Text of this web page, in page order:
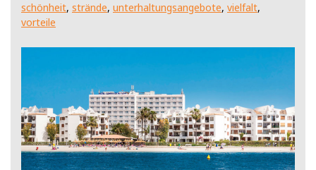
schönheit, strände, unterhaltungsangebote, vielfalt,
vorteile